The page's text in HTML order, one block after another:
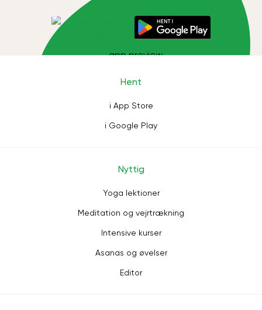
Hent
i App Store
i Google Play
Nyttig
Yoga lektioner
Meditation og vejrtrækning
Intensive kurser
Asanas og øvelser
Editor